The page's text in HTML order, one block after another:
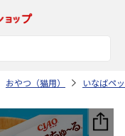
おやつ（猫用） いなばペ